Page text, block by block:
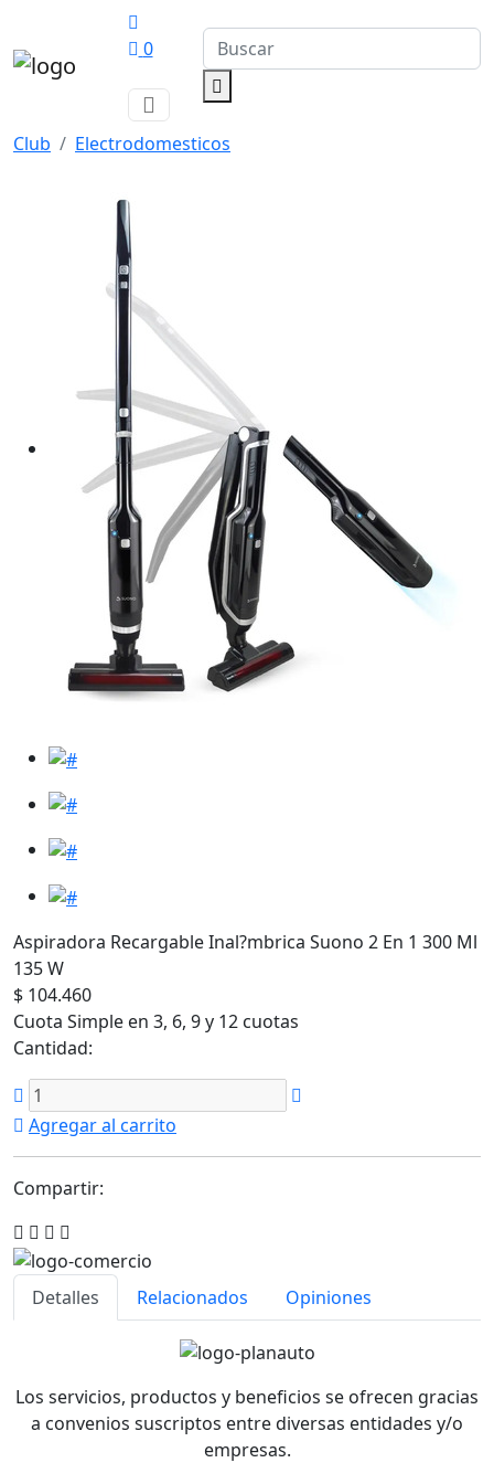
0
Club Electrodomesticos
Aspiradora Recargable Inal?mbrica Suono 2 En 1 300 Ml
135 W
$ 104.460
Cuota Simple en 3, 6, 9 y 12 cuotas
Cantidad:
Agregar al carrito
Compartir:
Detalles Relacionados Opiniones
Los servicios, productos y beneficios se ofrecen gracias
a convenios suscriptos entre diversas entidades y/o
empresas.